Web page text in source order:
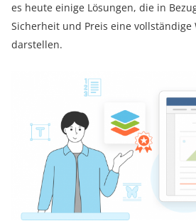
es heute einige Lösungen, die in
Sicherheit und Preis eine vollständige
darstellen.